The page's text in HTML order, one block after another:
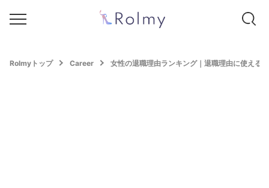
Rolmyトップ Career 女性の退職理由ランキング｜退職理由に使える